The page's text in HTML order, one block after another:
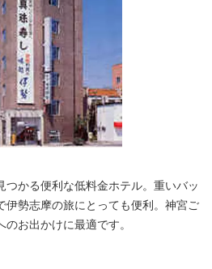
かる便利な低料金ホテル。重いバッ
伊勢志摩の旅にとっても便利。神宮ご
お出かけに最適です。